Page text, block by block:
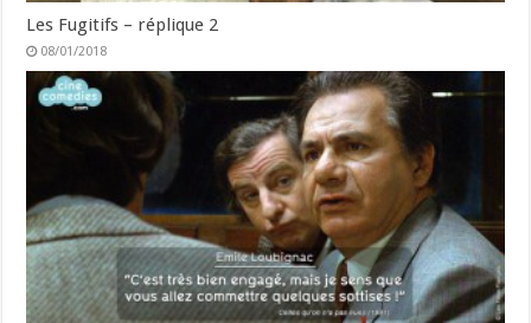
Les Fugitifs – réplique 2
08/01/2018